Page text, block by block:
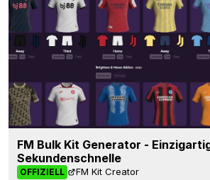
FM Bulk Kit Generator -
Sekundenschnelle
OFFIZIELL FM Kit Creator